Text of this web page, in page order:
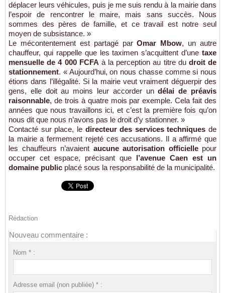
déplacer leurs véhicules, puis je me suis rendu à la mairie dans
l’espoir de rencontrer le maire, mais sans succès. Nous
sommes des pères de famille, et ce travail est notre seul
moyen de subsistance. »
Le mécontentement est partagé parOmar Mbow, un autre
chauffeur, qui rappelle que les taximen s’acquittent d’une taxe
mensuelle de 4 000 FCFA à la perception au titre du droit de
stationnement. « Aujourd’hui, on nous chasse comme si nous
étions dans l’illégalité. Si la mairie veut vraiment déguerpir des
gens, elle doit au moins leur accorder undélai de préavis
raisonnable, de trois à quatre mois par exemple. Cela fait des
années que nous travaillons ici, et c’est la première fois qu’on
nous dit que nous n’avons pas le droit d’y stationner. »
Contacté sur place, le directeur des services techniques de
la mairie a fermement rejeté ces accusations. Il a affirmé que
les chauffeurs n’avaient aucune autorisation officiellepour
occuper cet espace, précisant que l’avenue Caen est un
domaine public placé sous la responsabilité de la municipalité.
Rédaction
Nouveau commentaire :
Nom * :
Adresse email (non publiée) * :